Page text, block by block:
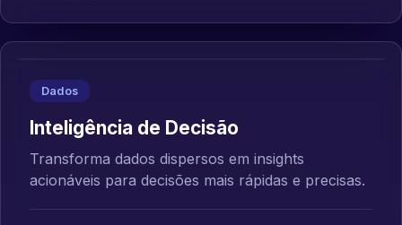
Dados
Inteligência de Decisão
Transforma dados dispersos em insights
acionáveis para decisões mais rápidas e precisas.